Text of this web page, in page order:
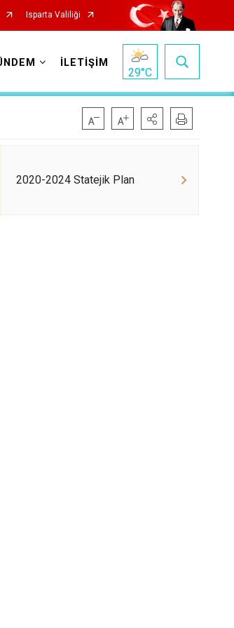
Isparta Valiliği
İLETİŞİM
29°C
2020-2024 Statejik Plan